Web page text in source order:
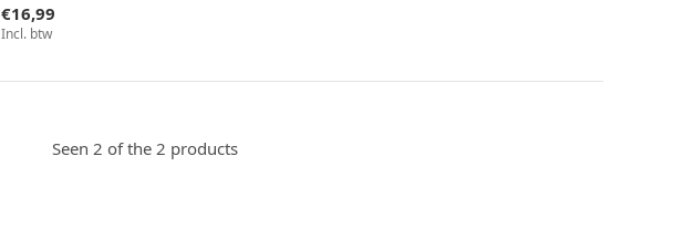
€16,99
Incl. btw
Seen 2 of the 2 products